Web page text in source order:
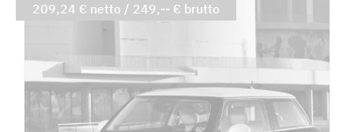
209,24 € netto / 249,-- € brutto